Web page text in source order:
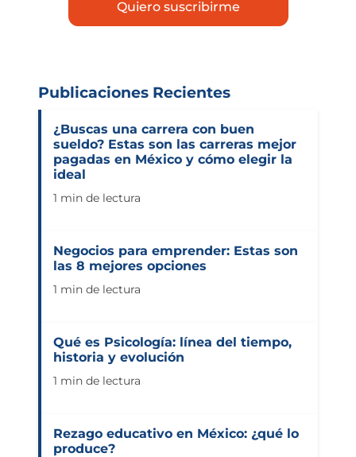
Publicaciones Recientes
¿Buscas una carrera con buen
sueldo? Estas son las carreras mejor
pagadas en México y cómo elegir la
ideal
1 min de lectura
Negocios para emprender: Estas son
las 8 mejores opciones
1 min de lectura
Qué es Psicología: línea del tiempo,
historia y evolución
1 min de lectura
Rezago educativo en México: ¿qué lo
produce?